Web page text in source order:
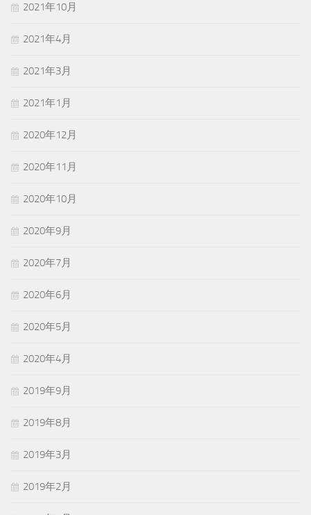
2021年10月
2021年4月
2021年3月
2021年1月
2020年12月
2020年11月
2020年10月
2020年9月
2020年7月
2020年6月
2020年5月
2020年4月
2019年9月
2019年8月
2019年3月
2019年2月